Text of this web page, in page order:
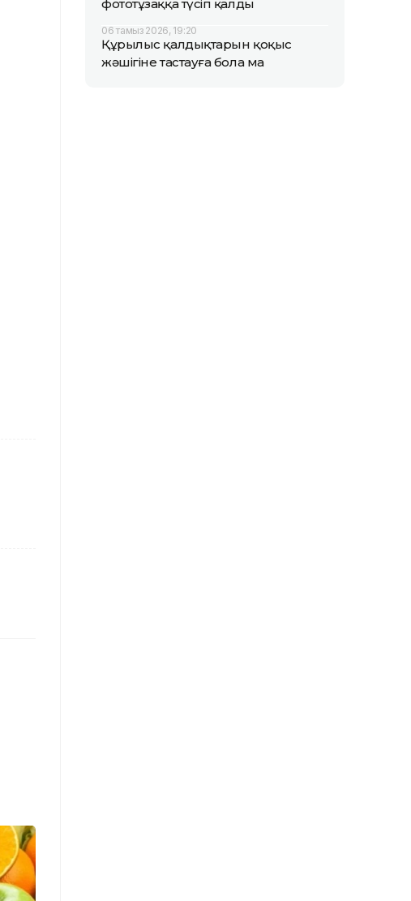
фототұзаққа түсіп қалды
06 тамыз 2026, 19:20
Құрылыс қалдықтарын қоқыс
жәшігіне тастауға бола ма